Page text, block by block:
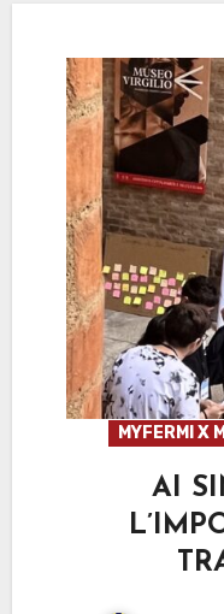
MYFERMI X
AI